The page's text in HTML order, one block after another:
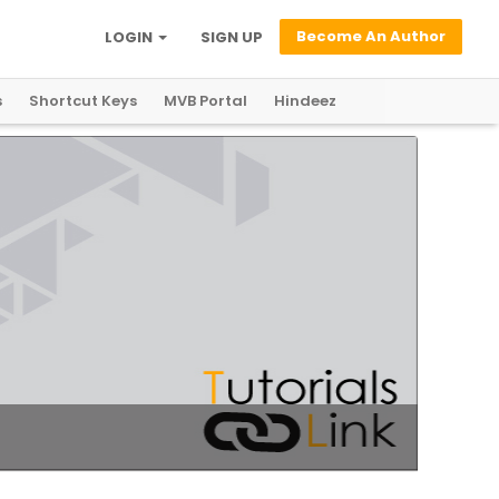
Become An Author
SIGN UP
LOGIN
Shortcut Keys MVB Portal Hindeez